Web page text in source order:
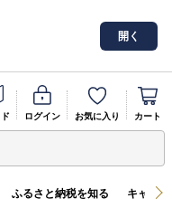
開く
ログイン お気に入り カート
ふるさと納税を知る キャン